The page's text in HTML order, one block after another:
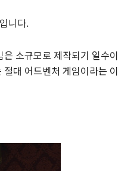
니다.
소규모로 제작되기 일수이
대 어드벤처 게임이라는 이